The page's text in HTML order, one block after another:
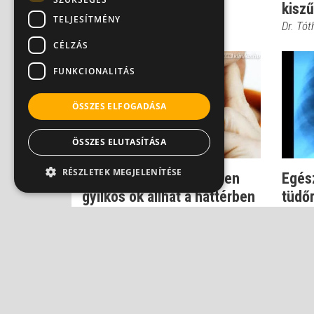
Dr.
Rekedt hang - meglepően
gyilkos ok állhat a háttérben
TELJESÍTMÉNY
CÉLZÁS
FUNKCIONALITÁS
ÖSSZES ELFOGADÁSA
ÖSSZES ELUTASÍTÁSA
RÉSZLETEK MEGJELENÍTÉSE